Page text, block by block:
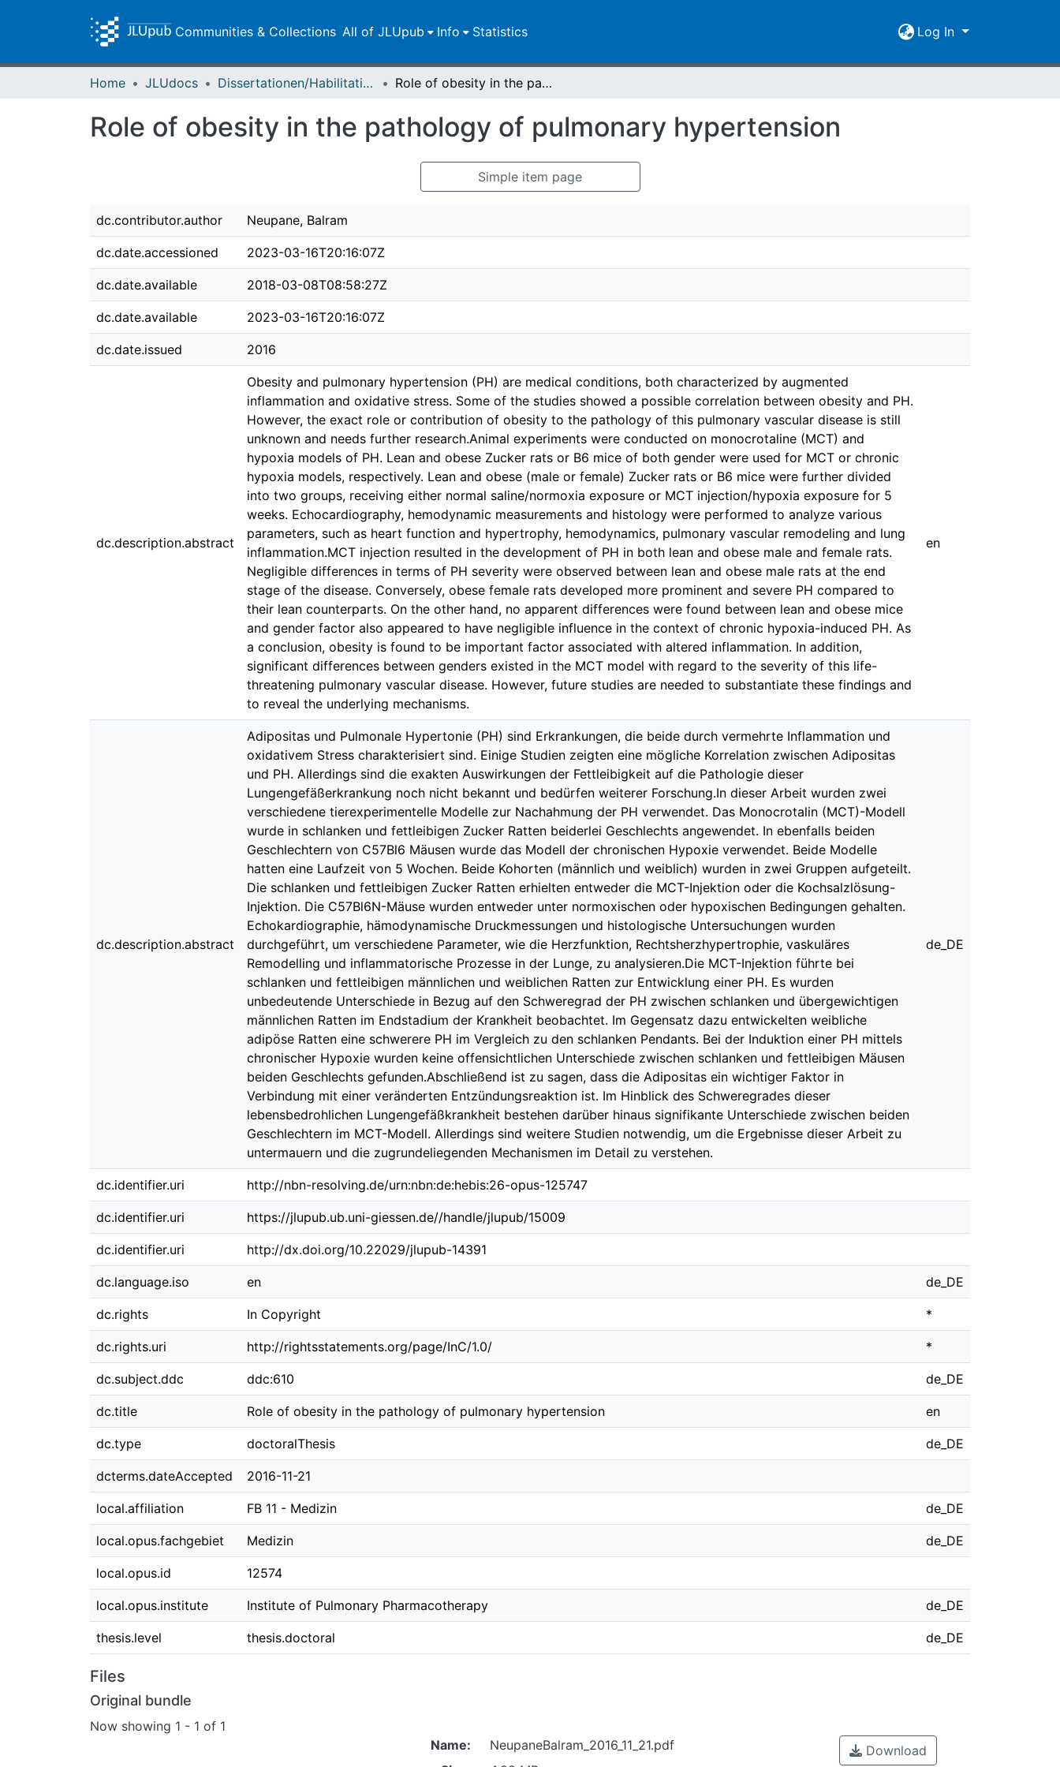
Communities & Collections All of JLUpub Info Statistics Log In
Home JLUdocs Dissertationen/Habilitationen Role of obesity in the pathology of pulmonary hypertension
Role of obesity in the pathology of pulmonary hypertension
Simple item page
dc.contributor.author Neupane, Balram
dc.date.accessioned 2023-03-16T20:16:07Z
dc.date.available 2018-03-08T08:58:27Z
dc.date.available 2023-03-16T20:16:07Z
dc.date.issued 2016
dc.description.abstract
Obesity and pulmonary hypertension (PH) are medical conditions, both characterized by augmented
inflammation and oxidative stress. Some of the studies showed a possible correlation between obesity and PH.
However, the exact role or contribution of obesity to the pathology of this pulmonary vascular disease is still
unknown and needs further research.Animal experiments were conducted on monocrotaline (MCT) and
hypoxia models of PH. Lean and obese Zucker rats or B6 mice of both gender were used for MCT or chronic
hypoxia models, respectively. Lean and obese (male or female) Zucker rats or B6 mice were further divided
into two groups, receiving either normal saline/normoxia exposure or MCT injection/hypoxia exposure for 5
weeks. Echocardiography, hemodynamic measurements and histology were performed to analyze various
parameters, such as heart function and hypertrophy, hemodynamics, pulmonary vascular remodeling and lung
inflammation.MCT injection resulted in the development of PH in both lean and obese male and female rats.
Negligible differences in terms of PH severity were observed between lean and obese male rats at the end
stage of the disease. Conversely, obese female rats developed more prominent and severe PH compared to
their lean counterparts. On the other hand, no apparent differences were found between lean and obese mice
and gender factor also appeared to have negligible influence in the context of chronic hypoxia-induced PH. As
a conclusion, obesity is found to be important factor associated with altered inflammation. In addition,
significant differences between genders existed in the MCT model with regard to the severity of this life-
threatening pulmonary vascular disease. However, future studies are needed to substantiate these findings and
to reveal the underlying mechanisms.
en
dc.description.abstract
Adipositas und Pulmonale Hypertonie (PH) sind Erkrankungen, die beide durch vermehrte Inflammation und
oxidativem Stress charakterisiert sind. Einige Studien zeigten eine mögliche Korrelation zwischen Adipositas
und PH. Allerdings sind die exakten Auswirkungen der Fettleibigkeit auf die Pathologie dieser
Lungengefäßerkrankung noch nicht bekannt und bedürfen weiterer Forschung.In dieser Arbeit wurden zwei
verschiedene tierexperimentelle Modelle zur Nachahmung der PH verwendet. Das Monocrotalin (MCT)-Modell
wurde in schlanken und fettleibigen Zucker Ratten beiderlei Geschlechts angewendet. In ebenfalls beiden
Geschlechtern von C57Bl6 Mäusen wurde das Modell der chronischen Hypoxie verwendet. Beide Modelle
hatten eine Laufzeit von 5 Wochen. Beide Kohorten (männlich und weiblich) wurden in zwei Gruppen aufgeteilt.
Die schlanken und fettleibigen Zucker Ratten erhielten entweder die MCT-Injektion oder die Kochsalzlösung-
Injektion. Die C57Bl6N-Mäuse wurden entweder unter normoxischen oder hypoxischen Bedingungen gehalten.
Echokardiographie, hämodynamische Druckmessungen und histologische Untersuchungen wurden
durchgeführt, um verschiedene Parameter, wie die Herzfunktion, Rechtsherzhypertrophie, vaskuläres
Remodelling und inflammatorische Prozesse in der Lunge, zu analysieren.Die MCT-Injektion führte bei
schlanken und fettleibigen männlichen und weiblichen Ratten zur Entwicklung einer PH. Es wurden
unbedeutende Unterschiede in Bezug auf den Schweregrad der PH zwischen schlanken und übergewichtigen
männlichen Ratten im Endstadium der Krankheit beobachtet. Im Gegensatz dazu entwickelten weibliche
adipöse Ratten eine schwerere PH im Vergleich zu den schlanken Pendants. Bei der Induktion einer PH mittels
chronischer Hypoxie wurden keine offensichtlichen Unterschiede zwischen schlanken und fettleibigen Mäusen
beiden Geschlechts gefunden.Abschließend ist zu sagen, dass die Adipositas ein wichtiger Faktor in
Verbindung mit einer veränderten Entzündungsreaktion ist. Im Hinblick des Schweregrades dieser
lebensbedrohlichen Lungengefäßkrankheit bestehen darüber hinaus signifikante Unterschiede zwischen beiden
Geschlechtern im MCT-Modell. Allerdings sind weitere Studien notwendig, um die Ergebnisse dieser Arbeit zu
untermauern und die zugrundeliegenden Mechanismen im Detail zu verstehen.
de_DE
dc.identifier.uri http://nbn-resolving.de/urn:nbn:de:hebis:26-opus-125747
dc.identifier.uri https://jlupub.ub.uni-giessen.de//handle/jlupub/15009
dc.identifier.uri http://dx.doi.org/10.22029/jlupub-14391
dc.language.iso en de_DE
dc.rights In Copyright *
dc.rights.uri http://rightsstatements.org/page/InC/1.0/ *
dc.subject.ddc ddc:610 de_DE
dc.title Role of obesity in the pathology of pulmonary hypertension en
dc.type doctoralThesis de_DE
dcterms.dateAccepted 2016-11-21
local.affiliation FB 11 - Medizin de_DE
local.opus.fachgebiet Medizin de_DE
local.opus.id 12574
local.opus.institute Institute of Pulmonary Pharmacotherapy de_DE
thesis.level thesis.doctoral de_DE
Files
Original bundle
Now showing 1 - 1 of 1
Name:
NeupaneBalram_2016_11_21.pdf
Download